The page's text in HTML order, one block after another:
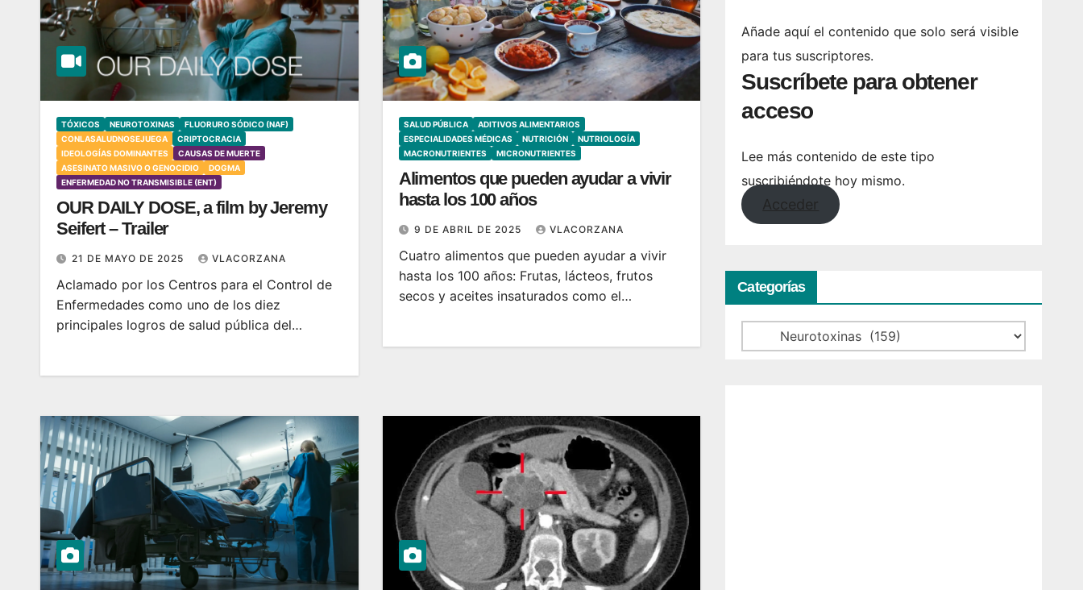
TÓXICOS NEUROTOXINAS
FLUORURO SÓDICO (NAF)
CONLASALUDNOSEJUEGA
CRIPTOCRACIA
IDEOLOGÍAS DOMINANTES
CAUSAS DE MUERTE
ASESINATO MASIVO O GENOCIDIO
DOGMA
ENFERMEDAD NO TRANSMISIBLE (ENT)
OUR DAILY DOSE, a film by Jeremy
Seifert – Trailer
21 DE MAYO DE 2025 VLACORZANA
Aclamado por los Centros para el Control de
Enfermedades como uno de los diez
principales logros de salud pública del…
SALUD PÚBLICA
ADITIVOS ALIMENTARIOS
ESPECIALIDADES MÉDICAS
NUTRICIÓN
NUTRIOLOGÍA
MACRONUTRIENTES
MICRONUTRIENTES
Alimentos que pueden ayudar a vivir
hasta los 100 años
9 DE ABRIL DE 2025 VLACORZANA
Cuatro alimentos que pueden ayudar a vivir
hasta los 100 años: Frutas, lácteos, frutos
secos y aceites insaturados como el…
Añade aquí el contenido que solo será visible
para tus suscriptores.
Suscríbete para obtener
acceso
Lee más contenido de este tipo
suscribiéndote hoy mismo.
Acceder
Categorías
Categorías